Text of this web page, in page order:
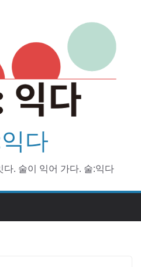
다
. 술이 익어 가다. 술:익다